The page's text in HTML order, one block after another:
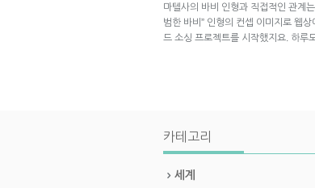
마텔사의 바비 인형과 직접적인 관계
범한 바비” 인형의 컨셉 이미지로 웹
드 소싱 프로젝트를 시작했지요. 하루
카테고리
세계